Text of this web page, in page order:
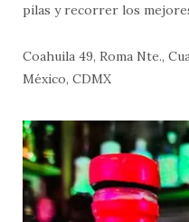
pilas y recorrer los
Coahuila 49, Roma Nte.,
México, CDMX